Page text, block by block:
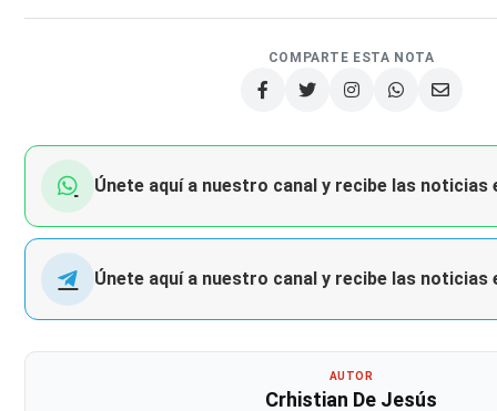
COMPARTE ESTA NOTA
Únete aquí a nuestro canal y recibe las noticias
Únete aquí a nuestro canal y recibe las noticias
AUTOR
Crhistian De Jesús